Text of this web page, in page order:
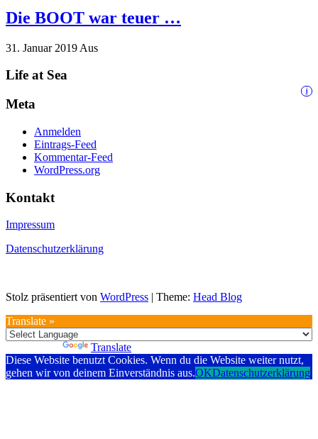
Die BOOT war teuer …
31. Januar 2019 Aus
Life at Sea
i
Meta
Anmelden
Eintrags-Feed
Kommentar-Feed
WordPress.org
Kontakt
Impressum
Datenschutzerklärung
Stolz präsentiert von WordPress | Theme: Head Blog
Translate »
Translate
Diese Website benutzt Cookies. Wenn du die Website weiter nutzt,
gehen wir von deinem Einverständnis aus.OKDatenschutzerklärung